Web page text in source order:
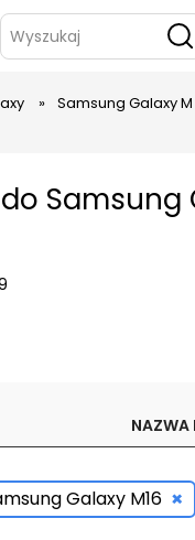
Wyszukaj
» Samsung Galaxy M
Samsung
NAZWA
Galaxy M16 ×